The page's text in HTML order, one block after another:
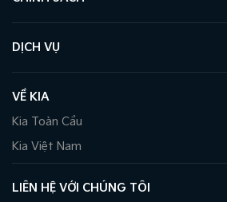
DỊCH VỤ
VỀ KIA
Kia Toàn Cầu
Kia Việt Nam
LIÊN HỆ VỚI CHÚNG TÔI